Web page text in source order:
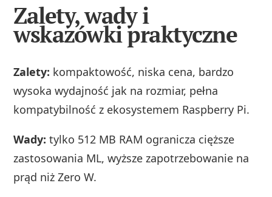
Zalety, wady i
wskazówki praktyczne
Zalety: kompaktowość, niska cena, bardzo
wysoka wydajność jak na rozmiar, pełna
kompatybilność z ekosystemem Raspberry Pi.
Wady: tylko 512 MB RAM ogranicza cięższe
zastosowania ML, wyższe zapotrzebowanie na
prąd niż Zero W.